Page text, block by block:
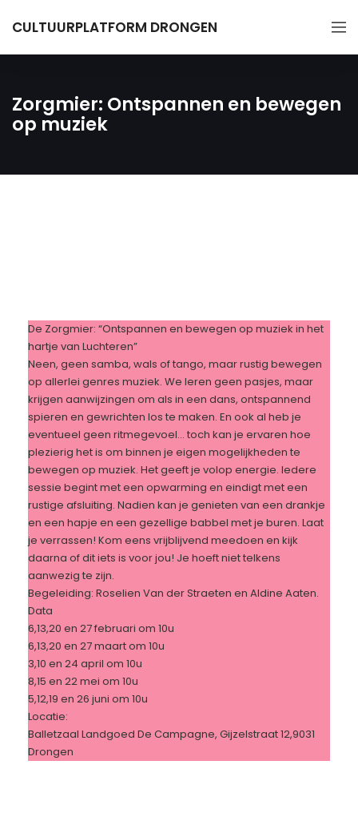
CULTUURPLATFORM DRONGEN
Zorgmier: Ontspannen en bewegen
op muziek
De Zorgmier: “Ontspannen en bewegen op muziek in het
hartje van Luchteren”
Neen, geen samba, wals of tango, maar rustig bewegen
op allerlei genres muziek. We leren geen pasjes, maar
krijgen aanwijzingen om als in een dans, ontspannend
spieren en gewrichten los te maken. En ook al heb je
eventueel geen ritmegevoel… toch kan je ervaren hoe
plezierig het is om binnen je eigen mogelijkheden te
bewegen op muziek. Het geeft je volop energie. Iedere
sessie begint met een opwarming en eindigt met een
rustige afsluiting. Nadien kan je genieten van een drankje
en een hapje en een gezellige babbel met je buren. Laat
je verrassen! Kom eens vrijblijvend meedoen en kijk
daarna of dit iets is voor jou! Je hoeft niet telkens
aanwezig te zijn.
Begeleiding: Roselien Van der Straeten en Aldine Aaten.
Data
6,13,20 en 27 februari om 10u
6,13,20 en 27 maart om 10u
3,10 en 24 april om 10u
8,15 en 22 mei om 10u
5,12,19 en 26 juni om 10u
Locatie:
Balletzaal Landgoed De Campagne, Gijzelstraat 12,9031
Drongen